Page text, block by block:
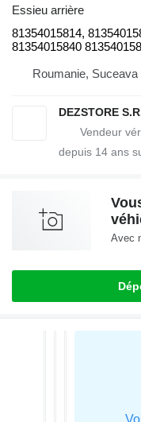
Essieu arrière
81354015814,
81354015840
Roumanie, Suceava
DEZSTORE
depuis 14 ans
Avec